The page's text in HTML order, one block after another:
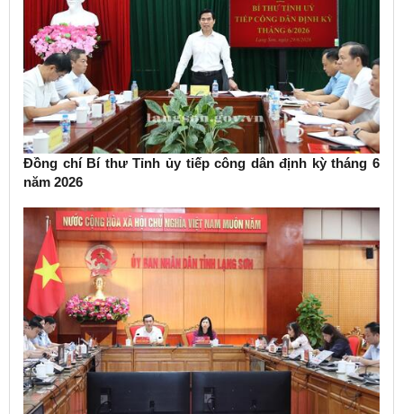
Đồng chí Bí thư Tỉnh ủy tiếp công dân định kỳ tháng 6
năm 2026